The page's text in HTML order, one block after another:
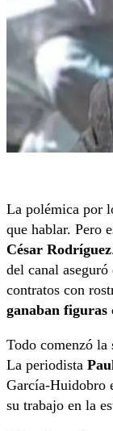
La polémica por
que hablar. Pero
César Rodríguez
del canal
contratos con
ganaban figuras
Todo comenzó la
La periodista
García-Huidobro
su trabajo en la